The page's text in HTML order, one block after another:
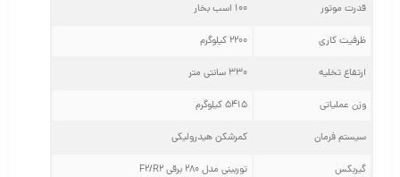
قدرت موتور ۱۰۰ اسب بخار
ظرفیت کاری ۲۲۰۰ کیلوگرم
ارتفاع تخلیه ۳۳۰ سانتی متر
وزن عملیاتی ۵۴۱۵ کیلوگرم
سیستم فرمان کمرشکن هیدرولیکی
گیربکس توربینی مدل ۲۸۰ برقی F2/R2